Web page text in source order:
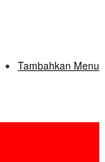
Tambahkan Menu